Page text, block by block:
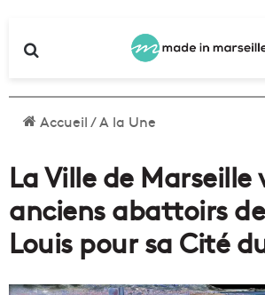
Accueil/A la Une
La Ville de Marseille
anciens abattoirs
Louis pour sa Cité